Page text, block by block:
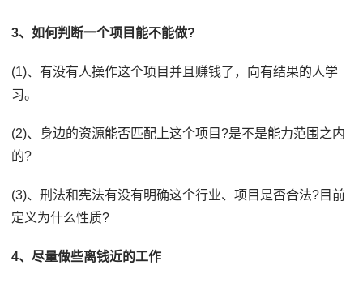
3、如何判断一个项目能不能做?
(1)、有没有人操作这个项目并且赚钱了，向有结果的人学
习。
(2)、身边的资源能否匹配上这个项目?是不是能力范围之内
的?
(3)、刑法和宪法有没有明确这个行业、项目是否合法?目前
定义为什么性质?
4、尽量做些离钱近的工作